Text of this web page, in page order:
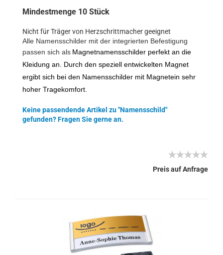
Mindestmenge 10 Stück
Nicht für Träger von Herzschrittmacher geeignet
Alle Namensschilder mit der integrierten Befestigung
passen sich als Magnetnamensschilder perfekt an die
Kleidung an. Durch den speziell entwickelten Magnet
ergibt sich bei den Namensschilder mit Magnetein sehr
hoher Tragekomfort.
Keine passendende Artikel zu "Namensschild"
gefunden? Fragen Sie gerne an.
Preis auf Anfrage